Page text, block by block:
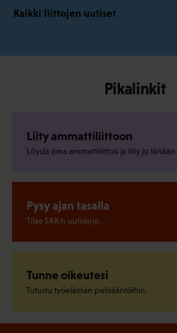
Kaikki liittojen uutiset
Pikalinkit
Liity ammattiliittoon
Löydä oma ammattiliittosi ja liity jo tänään.
Pysy ajan tasalla
Tilaa SAK:n uutiskirje.
Tunne oikeutesi
Tutustu työelämän pelisääntöihin.